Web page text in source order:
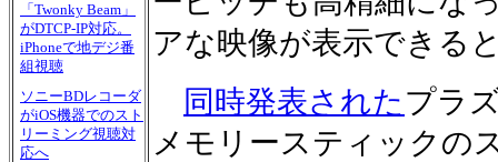
「Twonky Beam」
がDTCP-IP対応。
iPhoneで地デジ番
組視聴
ソニーBDレコーダ
がiOS機器でのスト
リーミング視聴対
応へ
アな映像が表示できる
同時発表されたプラ
メモリースティックの